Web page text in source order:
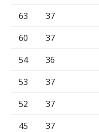
37
63
37
60
36
54
37
53
37
52
37
45